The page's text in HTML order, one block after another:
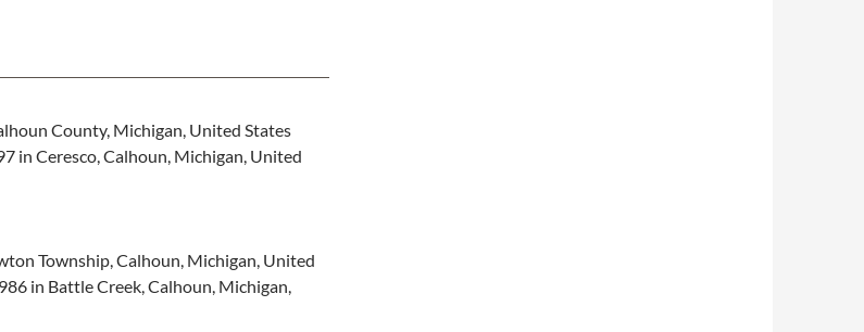
County, Michigan, United States
in Ceresco, Calhoun, Michigan, United
Township, Calhoun, Michigan, United
in Battle Creek, Calhoun, Michigan,